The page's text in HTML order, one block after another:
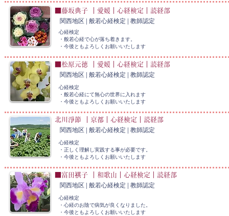
■藤坂典子 ｜愛媛｜心経検定｜読経部
関西地区 | 般若心経検定 | 教師認定
心経検定
・般若心経で心が落ち着きます。
​・今後ともよろしくお願いいたします
■松原元徳 ｜愛媛｜心経検定｜読経部
関西地区 | 般若心経検定 | 教師認定
心経検定
・般若心経にて無心の世界に入れます
​・今後ともよろしくお願いいたします
北川淨節 ｜京都｜心経検定｜読経部
関西地区 | 般若心経検定 | 教師認定
心経検定
・正しく理解し実践する事が必要です。
​・今後ともよろしくお願いいたします
■富田祺子 ｜和歌山｜心経検定｜読経部
関西地区 | 般若心経検定 | 教師認定
心経検定
・心経のお陰で病気が良くなりました。
​・今後ともよろしくお願いいたします